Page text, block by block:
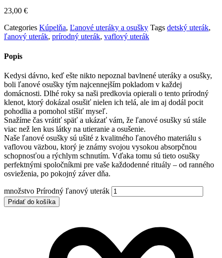
23,00 €
Categories Kúpelňa, Ľanové uteráky a osušky Tags detský uterák,
ľanový uterák, prírodný uterák, vaflový uterák
Popis
Kedysi dávno, keď ešte nikto nepoznal bavlnené uteráky a osušky,
boli ľanové osušky tým najcennejším pokladom v každej
domácnosti. Dlhé roky sa naši predkovia opierali o tento prírodný
klenot, ktorý dokázal osušiť nielen ich telá, ale im aj dodál pocit
pohodlia a pomohol stíšiť myseľ.
Snažíme čas vrátiť späť a ukázať vám, že ľanové osušky sú stále
viac než len kus látky na utieranie a osušenie.
Naše ľanové osušky sú ušité z kvalitného ľanového materiálu s
vaflovou väzbou, ktorý je známy svojou vysokou absorpčnou
schopnosťou a rýchlym schnutím. Vďaka tomu sú tieto osušky
perfektnými spoločníkmi pre vaše každodenné rituály – od ranného
osvieženia, po pokojný záver dňa.
množstvo Prírodný ľanový uterák
Pridať do košíka